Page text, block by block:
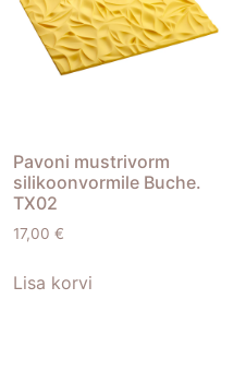
Pavoni mustrivorm
silikoonvormile Buche.
TX02
17,00 €
Lisa korvi